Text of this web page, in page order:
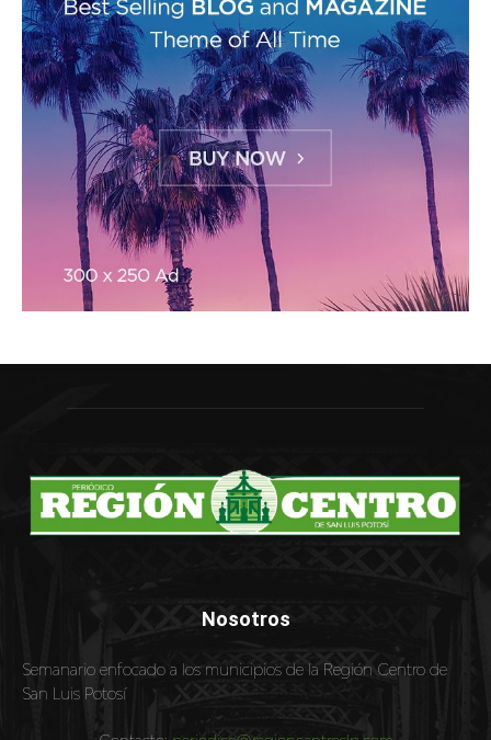
Nosotros
Semanario enfocado a los municipios de la Región Centro de
San Luis Potosí